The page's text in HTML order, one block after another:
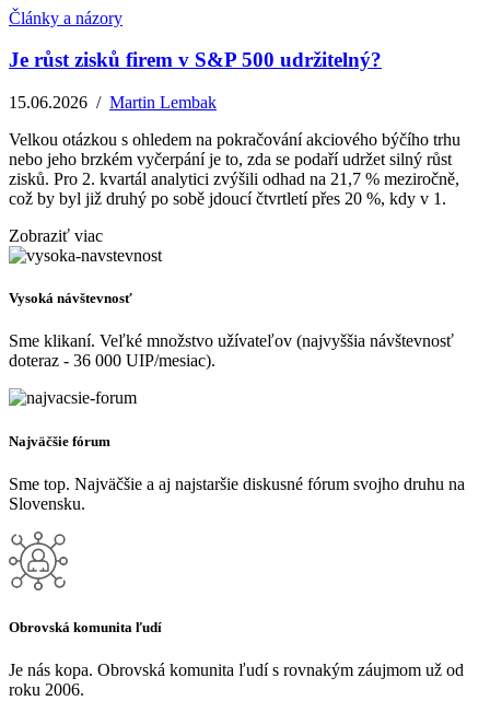
Články a názory
Je růst zisků firem v S&P 500 udržitelný?
15.06.2026 / Martin Lembak
Velkou otázkou s ohledem na pokračování akciového býčího trhu
nebo jeho brzkém vyčerpání je to, zda se podaří udržet silný růst
zisků. Pro 2. kvartál analytici zvýšili odhad na 21,7 % meziročně,
což by byl již druhý po sobě jdoucí čtvrtletí přes 20 %, kdy v 1.
Zobraziť viac
Vysoká návštevnosť
Sme klikaní. Veľké množstvo užívateľov (najvyššia návštevnosť
doteraz - 36 000 UIP/mesiac).
Najväčšie fórum
Sme top. Najväčšie a aj najstaršie diskusné fórum svojho druhu na
Slovensku.
Obrovská komunita ľudí
Je nás kopa. Obrovská komunita ľudí s rovnakým záujmom už od
roku 2006.